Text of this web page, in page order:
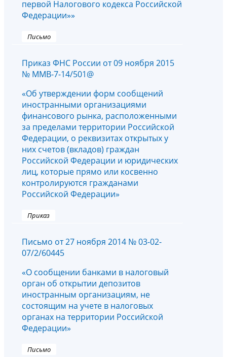
первой Налогового кодекса Российской
Федерации»»
Письмо
Приказ ФНС России от 09 ноября 2015
№ ММВ-7-14/501@
«Об утверждении форм сообщений
иностранными организациями
финансового рынка, расположенными
за пределами территории Российской
Федерации, о реквизитах открытых у
них счетов (вкладов) граждан
Российской Федерации и юридических
лиц, которые прямо или косвенно
контролируются гражданами
Российской Федерации»
Приказ
Письмо от 27 ноября 2014 № 03-02-
07/2/60445
«О сообщении банками в налоговый
орган об открытии депозитов
иностранным организациям, не
состоящим на учете в налоговых
органах на территории Российской
Федерации»
Письмо